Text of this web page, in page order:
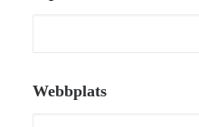
Webbplats